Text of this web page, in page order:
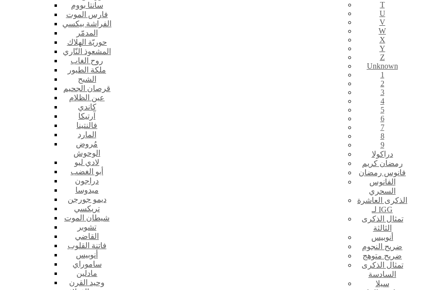
سانتا بووم
فارس الموت
الفراشة بيكسي
المدمّر
حوريّة الهلاك
المشعوذ النّاري
روح الغاب
ملكة الطيور
الشبح
قرصان الجحيم
عين الظلام
كاندي
آرتيكا
فالنتينا
المارد
مُروض
الوحوش
لادي ليو
أبو الغضب
دراجون
ميدوسا
ديمو جورجن
تريكسي
شيطان الموت
تشوبر
القاضي
فاتنة القلوب
أنوبيس
ساموراي
مادلين
وحيد القرن
T
U
V
W
X
Y
Z
Unknown
1
2
3
4
5
6
7
8
9
دراكولا
رمضان كريم
فانوس رمضان
الفانوس
السحري
الذكرى العاشرة
لـ IGG
تمثال الذكرى
الثالثة
أنوبيس
ضريح النجوم
ضريح متوهج
تمثال الذكرى
السادسة
سيلا